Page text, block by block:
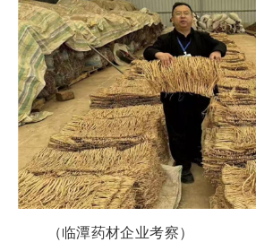
（临潭药材企业考察）